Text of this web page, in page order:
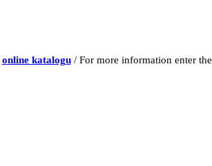
online katalogu/ For more information enter the